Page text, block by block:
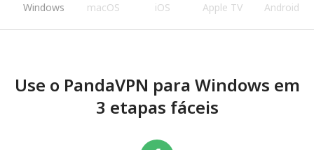
Windows macOS iOS Apple TV Android
Use o PandaVPN para Windows em
3 etapas fáceis